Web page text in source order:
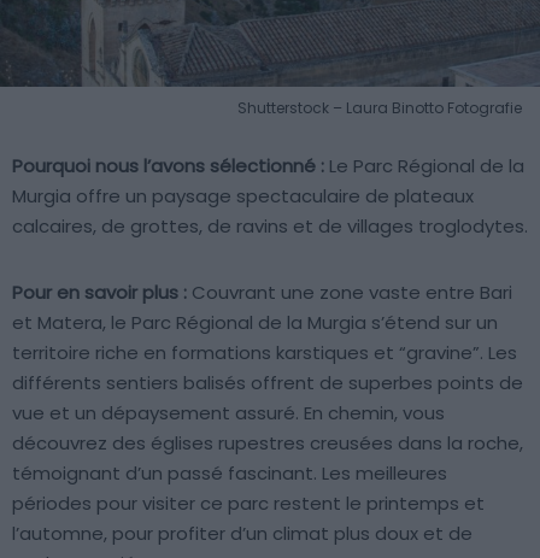
Shutterstock – Laura Binotto Fotografie
Pourquoi nous l’avons sélectionné : Le Parc Régional de la
Murgia offre un paysage spectaculaire de plateaux
calcaires, de grottes, de ravins et de villages troglodytes.
Pour en savoir plus : Couvrant une zone vaste entre Bari
et Matera, le Parc Régional de la Murgia s’étend sur un
territoire riche en formations karstiques et “gravine”. Les
différents sentiers balisés offrent de superbes points de
vue et un dépaysement assuré. En chemin, vous
découvrez des églises rupestres creusées dans la roche,
témoignant d’un passé fascinant. Les meilleures
périodes pour visiter ce parc restent le printemps et
l’automne, pour profiter d’un climat plus doux et de